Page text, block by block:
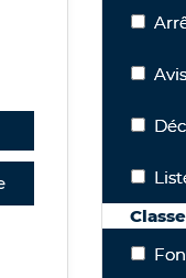
Arrêté
AvisAvis
Liste